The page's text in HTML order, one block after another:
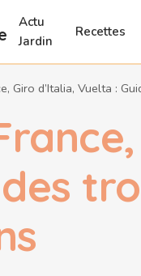
Actu
Jardin
Recettes
Giro d’Italia, Vuelta :